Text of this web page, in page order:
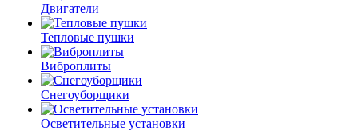
Двигатели
Тепловые пушки
Виброплиты
Снегоуборщики
Осветительные установки